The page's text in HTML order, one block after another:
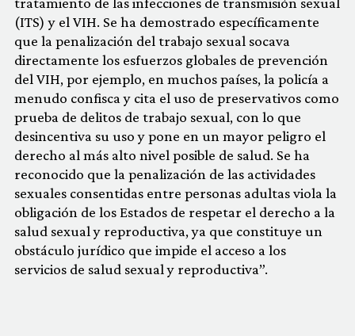
(ITS) y el VIH. Se ha demostrado específicamente
que la penalización del trabajo sexual socava
directamente los esfuerzos globales de prevención
del VIH, por ejemplo, en muchos países, la policía a
menudo confisca y cita el uso de preservativos como
prueba de delitos de trabajo sexual, con lo que
desincentiva su uso y pone en un mayor peligro el
derecho al más alto nivel posible de salud. Se ha
reconocido que la penalización de las actividades
sexuales consentidas entre personas adultas viola la
obligación de los Estados de respetar el derecho a la
salud sexual y reproductiva, ya que constituye un
obstáculo jurídico que impide el acceso a los
servicios de salud sexual y reproductiva”.